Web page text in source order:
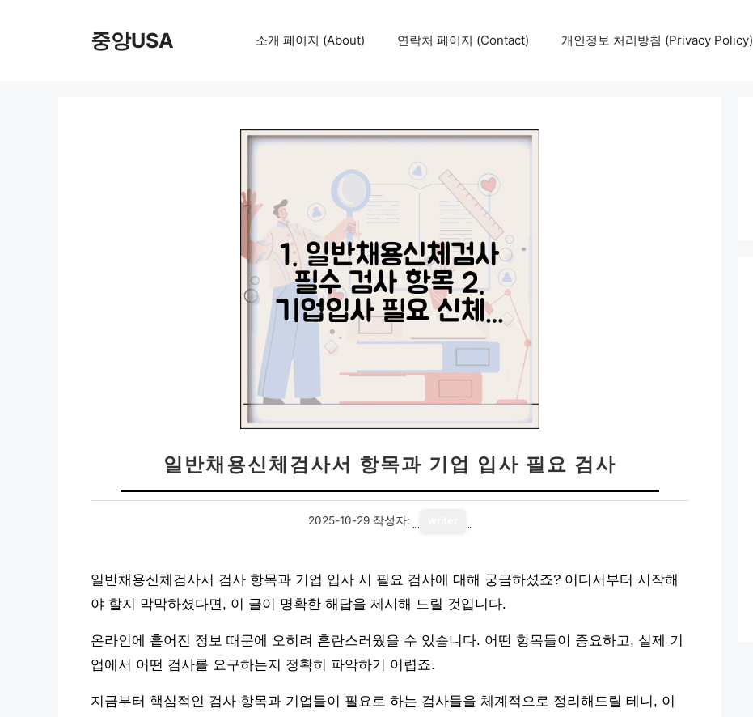
중앙USA 소개 페이지 (About) 연락처 페이지 (Contact) 개인정보 처리방침 (Privacy Policy)
일반채용신체검사서 항목과 기업 입사 필요 검사
2025-10-29 작성자:
일반채용신체검사서 검사 항목과 기업 입사 시 필요 검사에 대해 궁금하셨죠? 어디서부터 시작해
야 할지 막막하셨다면, 이 글이 명확한 해답을 제시해 드릴 것입니다.
온라인에 흩어진 정보 때문에 오히려 혼란스러웠을 수 있습니다. 어떤 항목들이 중요하고, 실제 기
업에서 어떤 검사를 요구하는지 정확히 파악하기 어렵죠.
지금부터 핵심적인 검사 항목과 기업들이 필요로 하는 검사들을 체계적으로 정리해드릴 테니, 이